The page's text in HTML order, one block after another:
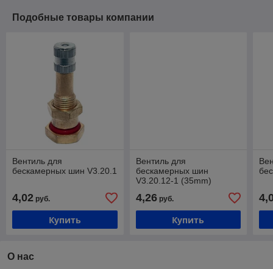
Подобные товары компании
Вентиль для
бескамерных шин V3.20.1
4,02 руб.
Купить
Вентиль для
бескамерных шин
V3.20.12-1 (35mm)
4,26руб.
Купить
О нас